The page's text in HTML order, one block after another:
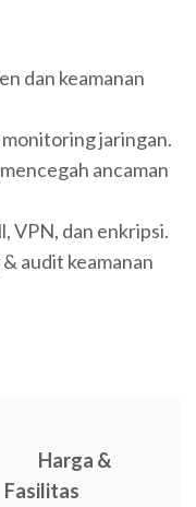
dan keamanan
jaringan.
ancaman
VPN, dan enkripsi.
audit keamanan
&
Fasilitas